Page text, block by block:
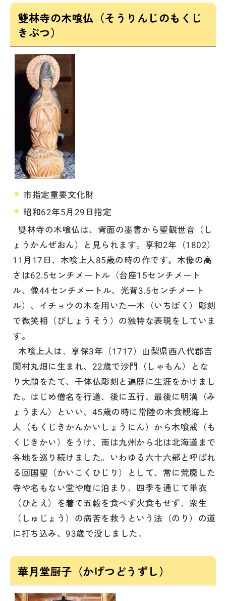
雙林寺の木喰仏（そうりんじのもくじ
きぶつ）
市指定重要文化財
昭和62年5月29日指定
雙林寺の木喰仏は、背面の墨書から聖観世音（し
ょうかんぜおん）と見られます。享和2年（1802）
11月17日、木喰上人85歳の時の作です。木像の高
さは62.5センチメートル（台座15センチメート
ル、像44センチメートル、光背3.5センチメート
ル）、イチョウの木を用いた一木（いちぼく）彫刻
で微笑相（びしょうそう）の独特な表現をしていま
す。
木喰上人は、享保3年（1717）山梨県西八代郡吉
関村丸畑に生まれ、22歳で沙門（しゃもん）とな
り大願をたて、千体仏彫刻と遍歴に生涯をかけまし
た。はじめ僧名を行道、後に五行、最後に明満（み
ょうまん）といい、45歳の時に常陸の木食観海上
人（もくじきかんかいしょうにん）から木喰戒（も
くじきかい）をうけ、南は九州から北は北海道まで
各地を巡り続けました。いわゆる六十六部と呼ばれ
る回国聖（かいこくひじり）として、常に荒廃した
寺や名もない堂や庵に泊まり、四季を通じて単衣
（ひとえ）を着て五穀を食べず火食もせず、衆生
（しゅじょう）の病苦を救うという法（のり）の道
に打ち込み、93歳で没しました。
華月堂厨子（かげつどうずし）